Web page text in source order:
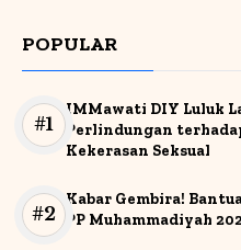
POPULAR
IMMawati DIY Luluk
Perlindungan
Kekerasan Seksual
Kabar Gembira!
PP Muhammadiyah